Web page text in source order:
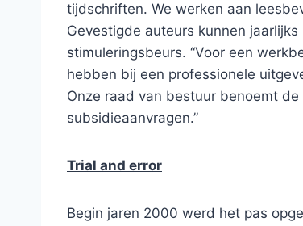
tijdschriften. We werken aan
Gevestigde auteurs kunnen
stimuleringsbeurs. “Voor een
hebben bij een professionele
Onze raad van bestuur benoemt
subsidieaanvragen.”
Trial and error
Begin jaren 2000 werd het pas